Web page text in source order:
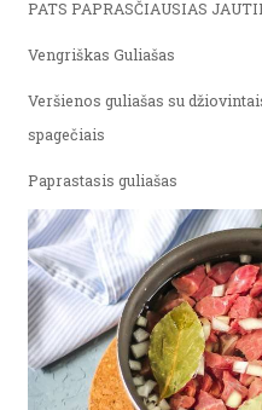
PATS PAPRASČIAUSIAS
Vengriškas Guliašas
Veršienos guliašas su
spagečiais
Paprastasis guliašas